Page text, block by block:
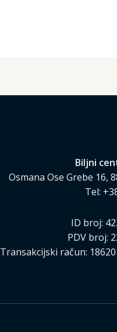
Biljni
Osmana Ose Grebe 16,
Tel:
ID broj:
PDV broj:
Transakcijski račun: